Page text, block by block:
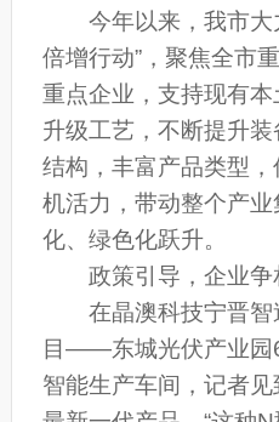
今年以来，我市大
倍增行动”，聚焦全市
重点企业，支持现有本
升级工艺，不断提升
结构，丰富产品类型
机活力，带动整个产
化、绿色化跃升。
政策引导，企业争
在晶澳科技宁晋
目——东城光伏产业园
智能生产车间，记者